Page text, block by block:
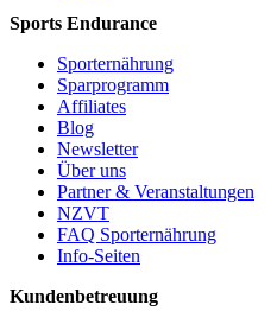
Sports Endurance
Sporternährung
Sparprogramm
Affiliates
Blog
Newsletter
Über uns
Partner & Veranstaltungen
NZVT
FAQ Sporternährung
Info-Seiten
Kundenbetreuung